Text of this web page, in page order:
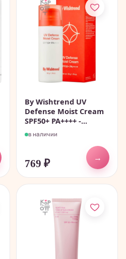
By Wishtrend UV
Defense Moist Cream
SPF50+ PA++++ -...
в наличии
769 ₽
→